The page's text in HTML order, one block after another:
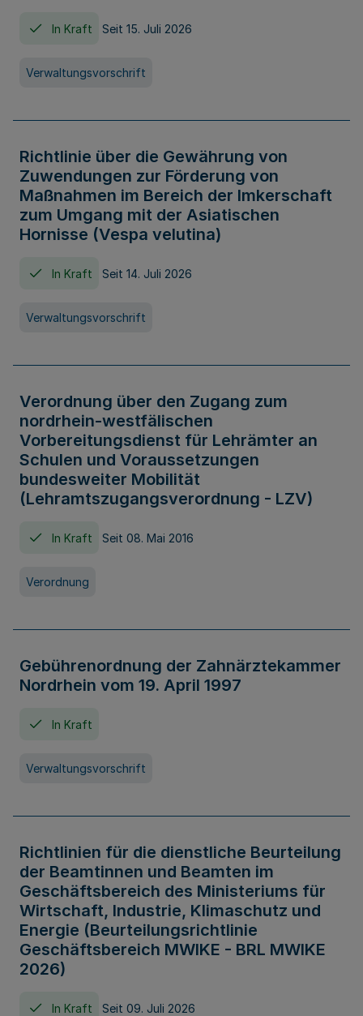
In Kraft Seit 15. Juli 2026
Verwaltungsvorschrift
Richtlinie über die Gewährung von
Zuwendungen zur Förderung von
Maßnahmen im Bereich der Imkerschaft
zum Umgang mit der Asiatischen
Hornisse (Vespa velutina)
In Kraft Seit 14. Juli 2026
Verwaltungsvorschrift
Verordnung über den Zugang zum
nordrhein-westfälischen
Vorbereitungsdienst für Lehrämter an
Schulen und Voraussetzungen
bundesweiter Mobilität
(Lehramtszugangsverordnung - LZV)
In Kraft Seit 08. Mai 2016
Verordnung
Gebührenordnung der Zahnärztekammer
Nordrhein vom 19. April 1997
In Kraft
Verwaltungsvorschrift
Richtlinien für die dienstliche Beurteilung
der Beamtinnen und Beamten im
Geschäftsbereich des Ministeriums für
Wirtschaft, Industrie, Klimaschutz und
Energie (Beurteilungsrichtlinie
Geschäftsbereich MWIKE - BRL MWIKE
2026)
In Kraft Seit 09. Juli 2026